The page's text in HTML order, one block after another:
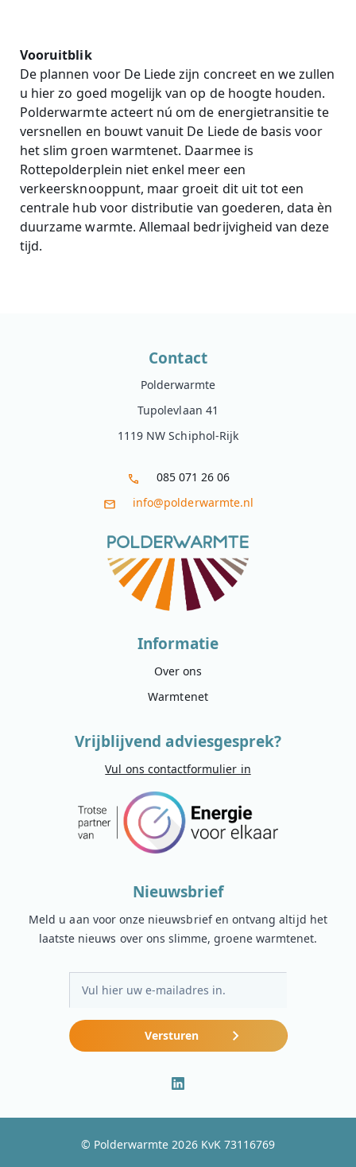
Vooruitblik
De plannen voor De Liede zijn concreet en we zullen
u hier zo goed mogelijk van op de hoogte houden.
Polderwarmte acteert nú om de energietransitie te
versnellen en bouwt vanuit De Liede de basis voor
het slim groen warmtenet. Daarmee is
Rottepolderplein niet enkel meer een
verkeersknooppunt, maar groeit dit uit tot een
centrale hub voor distributie van goederen, data èn
duurzame warmte. Allemaal bedrijvigheid van deze
tijd.
Contact
Polderwarmte
Tupolevlaan 41
1119 NW Schiphol-Rijk
085 071 26 06
info@polderwarmte.nl
Informatie
Over ons
Warmtenet
Vrijblijvend adviesgesprek?
Vul ons contactformulier in
Nieuwsbrief
Meld u aan voor onze nieuwsbrief en ontvang altijd het
laatste nieuws over ons slimme, groene warmtenet.
E-
mailadres
Versturen
© Polderwarmte 2026 KvK 73116769